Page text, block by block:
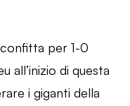
per 1-0
all’inizio di questa
i giganti della